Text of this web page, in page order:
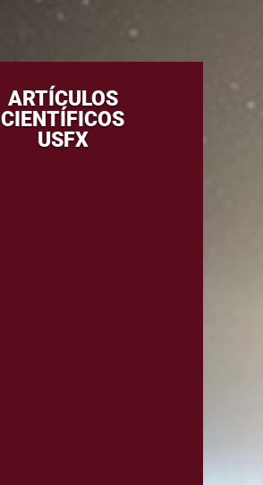
ARTÍCULOS
CIENTÍFICOS
USFX